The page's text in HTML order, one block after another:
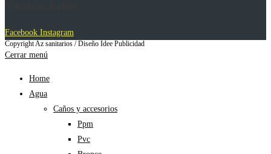
Facebook Instagram
Copyright Az sanitarios / Diseño Idee Publicidad
Cerrar menú
Home
Agua
Caños y accesorios
Ppm
Pvc